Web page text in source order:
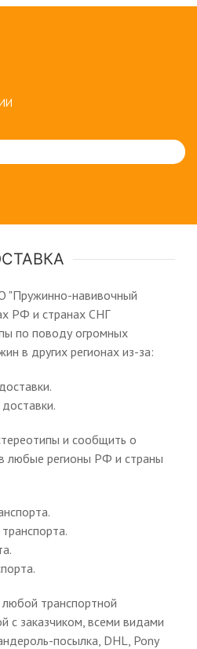
"Пружинно-навивочный
РФ и странах СНГ
по поводу огромных
в других регионах из-за:
и сообщить о
любые регионы РФ и страны
транспортной
с заказчиком, всеми видами
посылка, DHL, Pony